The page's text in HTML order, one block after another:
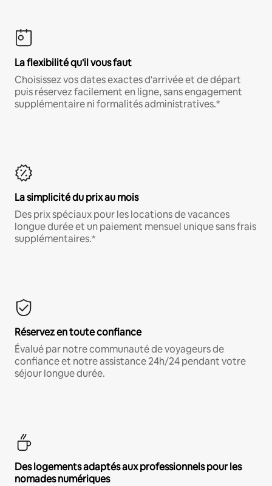
La flexibilité qu'il vous faut
Choisissez vos dates exactes d'arrivée et de départ
puis réservez facilement en ligne, sans engagement
supplémentaire ni formalités administratives.*
La simplicité du prix au mois
Des prix spéciaux pour les locations de vacances
longue durée et un paiement mensuel unique sans frais
supplémentaires.*
Réservez en toute confiance
Évalué par notre communauté de voyageurs de
confiance et notre assistance 24h/24 pendant votre
séjour longue durée.
Des logements adaptés aux professionnels pour les
nomades numériques